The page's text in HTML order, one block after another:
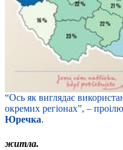
“Ось як виглядає
окремих регіонах”, –
Юречка.
житла.